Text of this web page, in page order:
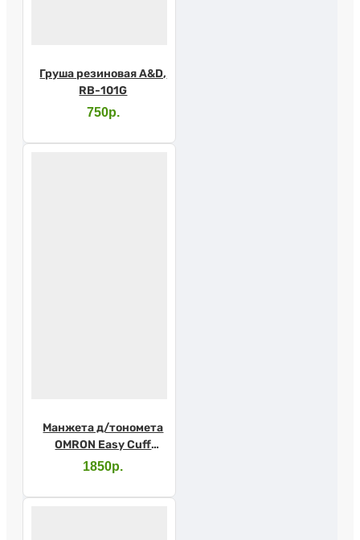
Груша резиновая A&D,
RB-101G
750р.
Манжета д/тономета
OMRON Easy Cuff
универсальная
1850р.